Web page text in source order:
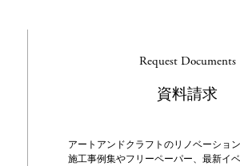
Request Documents
資料請求
アートアンドクラフトのリノベーショ
施工事例集やフリーペーパー、最新イ